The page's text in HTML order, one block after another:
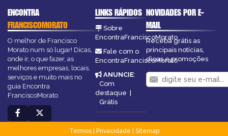
ENCONTRA
FRANCISCOMORATO
O melhor de Francisco
Morato num só lugar! Dicas,
onde ir, o que fazer, as
melhores empresas, locais,
serviços e muito mais no
guia Encontra
FranciscoMorato
LINKS RÁPIDOS
Sobre
EncontraFranciscoMorato
Fale com o
EncontraFranciscoMorato
ANUNCIE:
Com
destaque |
Grátis
NOVIDADES POR E-
MAIL
Receba grátis as
principais notícias,
dicas e promoções
Termos| Privacidade
Sitemap